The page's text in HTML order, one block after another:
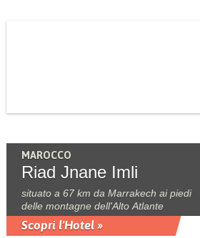
MAROCCO
Riad Jnane Imli
situato a 67 km da Marrakech ai piedi
delle montagne dell'Alto Atlante
Scopri l'Hotel »